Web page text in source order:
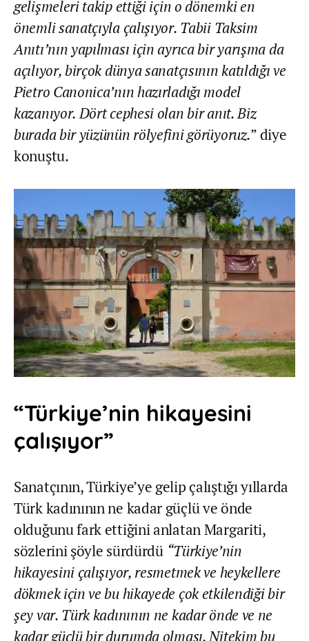
gelişmeleri takip ettiği için o dönemki en
önemli sanatçıyla çalışıyor. Tabii Taksim
Anıtı’nın yapılması için ayrıca bir yarışma da
açılıyor, birçok dünya sanatçısının katıldığı ve
Pietro Canonica’nın hazırladığı model
kazanıyor. Dört cephesi olan bir anıt. Biz
burada bir yüzünün rölyefini görüyoruz.” diye
konuştu.
“Türkiye’nin hikayesini
çalışıyor”
Sanatçının, Türkiye’ye gelip çalıştığı yıllarda
Türk kadınının ne kadar güçlü ve önde
olduğunu fark ettiğini anlatan Margariti,
sözlerini şöyle sürdürdü “Türkiye’nin
hikayesini çalışıyor, resmetmek ve heykellere
dökmek için ve bu hikayede çok etkilendiği bir
şey var. Türk kadınının ne kadar önde ve ne
kadar güçlü bir durumda olması. Nitekim bu